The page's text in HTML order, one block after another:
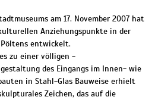
am 17. November 2007 hat
Anziehungspunkte in der
entwickelt.
zu einer völligen -
des Eingangs im Innen- wie
in Stahl-Glas Bauweise erhielt
Zeichen, das auf die